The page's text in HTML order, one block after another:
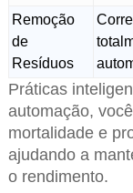
Remoção
de
Resíduos
Práticas
automação,
mortalidade e
ajudando a
o rendimento.